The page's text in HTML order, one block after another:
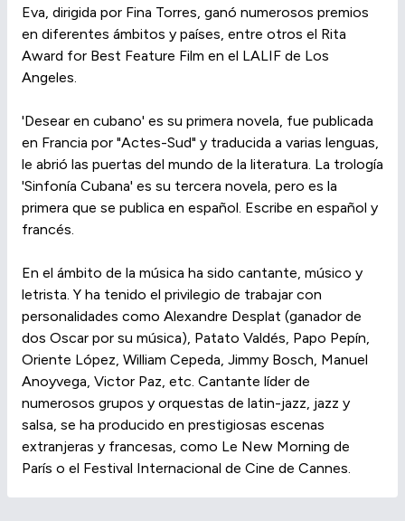
Eva, dirigida por Fina Torres, ganó numerosos premios
en diferentes ámbitos y países, entre otros el Rita
Award for Best Feature Film en el LALIF de Los
Angeles.
'Desear en cubano' es su primera novela, fue publicada
en Francia por "Actes-Sud" y traducida a varias lenguas,
le abrió las puertas del mundo de la literatura. La trología
'Sinfonía Cubana' es su tercera novela, pero es la
primera que se publica en español. Escribe en español y
francés.
En el ámbito de la música ha sido cantante, músico y
letrista. Y ha tenido el privilegio de trabajar con
personalidades como Alexandre Desplat (ganador de
dos Oscar por su música), Patato Valdés, Papo Pepín,
Oriente López, William Cepeda, Jimmy Bosch, Manuel
Anoyvega, Victor Paz, etc. Cantante líder de
numerosos grupos y orquestas de latin-jazz, jazz y
salsa, se ha producido en prestigiosas escenas
extranjeras y francesas, como Le New Morning de
París o el Festival Internacional de Cine de Cannes.